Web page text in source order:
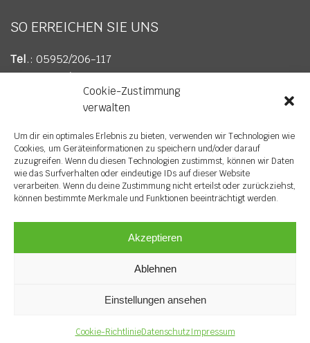
Cookie-Zustimmung
verwalten
Um dir ein optimales Erlebnis zu bieten, verwenden wir Technologien wie
Cookies, um Geräteinformationen zu speichern und/oder darauf
zuzugreifen. Wenn du diesen Technologien zustimmst, können wir Daten
wie das Surfverhalten oder eindeutige IDs auf dieser Website
verarbeiten. Wenn du deine Zustimmung nicht erteilst oder zurückziehst,
können bestimmte Merkmale und Funktionen beeinträchtigt werden.
Akzeptieren
Ablehnen
Einstellungen ansehen
Cookie-RichtlinieDatenschutzImpressum
SO ERREICHEN SIE UNS
Tel.: 05952/206-117
Fax: 05952/206-617
info@wv-soegel.de
© Copyright 2023 Wirtschaftsverband Sögel e. V. |